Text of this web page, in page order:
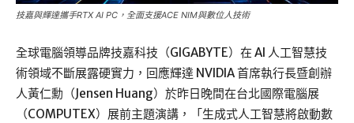
技嘉與輝達攜手RTX AI PC，全面支援ACE NIM與數位人技術
全球電腦領導品牌技嘉科技（GIGABYTE）在 AI 人工智慧技
術領域不斷展露硬實力，回應輝達 NVIDIA 首席執行長暨創辦
人黃仁勳（Jensen Huang）於昨日晚間在台北國際電腦展
（COMPUTEX）展前主題演講，「生成式人工智慧將啟動數